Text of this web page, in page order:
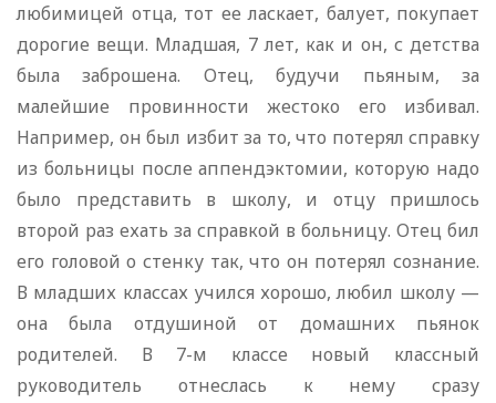
любимицей отца, тот ее ласкает, балует, покупает
дорогие вещи. Младшая, 7 лет, как и он, с детства
была заброшена. Отец, будучи пьяным, за
малейшие провинности жестоко его избивал.
Например, он был избит за то, что потерял справку
из больницы после аппендэктомии, которую надо
было представить в школу, и отцу пришлось
второй раз ехать за справкой в больницу. Отец бил
его головой о стенку так, что он потерял сознание.
В младших классах учился хорошо, любил школу —
она была отдушиной от домашних пьянок
родителей. В 7-м классе новый классный
руководитель отнеслась к нему сразу